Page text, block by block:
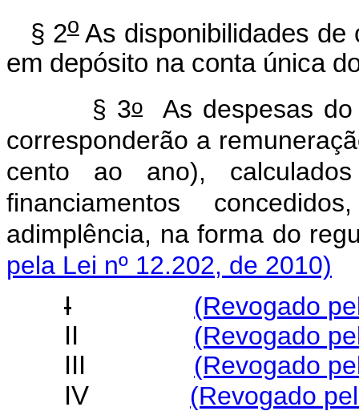
§ 2oAs disponibilidades de
em depósito na conta única
§ 3o
As despesas
corresponderão a
cento ao ano),
financiamentos
adimplência, na forma
pela Lei nº 12.202, de 2010)
I
(Revogado
II (Revogado
III (Revogado
IV (Revogado